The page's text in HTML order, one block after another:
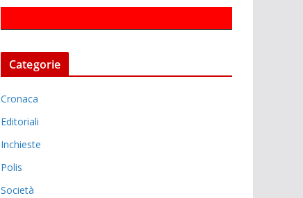
Categorie
Cronaca
Editoriali
Inchieste
Polis
Società